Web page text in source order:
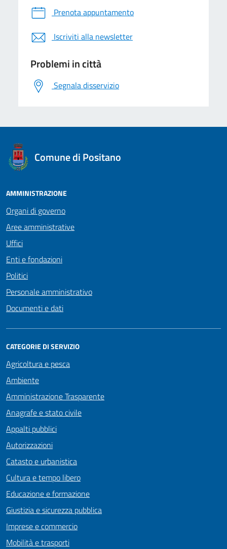
Prenota appuntamento
Iscriviti alla newsletter
Problemi in città
Segnala disservizio
logo Unione Europea
Comune di Positano
AMMINISTRAZIONE
Organi di governo
Aree amministrative
Uffici
Enti e fondazioni
Politici
Personale amministrativo
Documenti e dati
CATEGORIE DI SERVIZIO
Agricoltura e pesca
Ambiente
Amministrazione Trasparente
Anagrafe e stato civile
Appalti pubblici
Autorizzazioni
Catasto e urbanistica
Cultura e tempo libero
Educazione e formazione
Giustizia e sicurezza pubblica
Imprese e commercio
Mobilità e trasporti